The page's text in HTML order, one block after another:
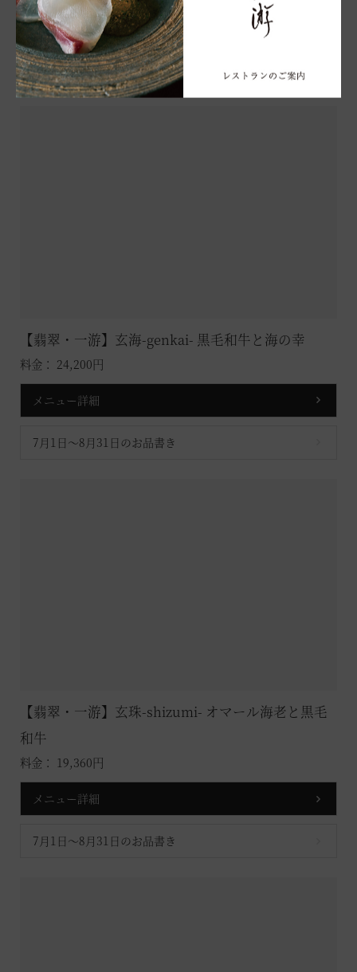
箱根翡翠 日本料理「一游」 鉄板焼【カウン
ター席】
【翡翠・一游】玄海-genkai- 黒毛和牛と海の幸
料金： 24,200円
メニュー詳細
7月1日～8月31日のお品書き
【翡翠・一游】玄珠-shizumi- オマール海老と黒毛
和牛
料金： 19,360円
メニュー詳細
7月1日～8月31日のお品書き
予約時間 7：30／8：30／9：30
最終入店 9：30
閉店 10：30
※席に限りがございます。お早めにご予約ください。
※ルームサービスのご用意もございます。ご予約時間についてはお問
合せください。
お問い合わせ｜TEL：0460-84-0123
営業時間
○ブッフェ
17:20 / 17:40 / 19:10 / 19:30
お電話でのご予約はこちら